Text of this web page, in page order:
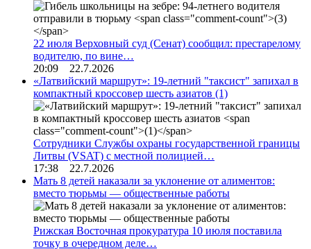
22 июля Верховный суд (Сенат) сообщил: престарелому
водителю, по вине…
20:09 22.7.2026
«Латвийский маршрут»: 19-летний "таксист" запихал в
компактный кроссовер шесть азиатов (1)
Сотрудники Службы охраны государственной границы
Литвы (VSAT) с местной полицией…
17:38 22.7.2026
Мать 8 детей наказали за уклонение от алиментов:
вместо тюрьмы — общественные работы
Рижская Восточная прокуратура 10 июля поставила
точку в очередном деле…